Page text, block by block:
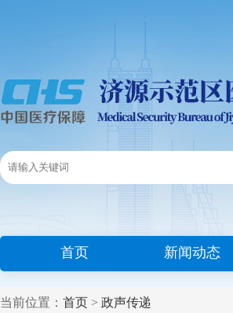
首页 新闻动态
当前位置： 首页 > 政声传递